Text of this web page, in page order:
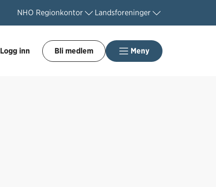
NHO Regionkontor Landsforeninger
Logg inn Bli medlem Meny